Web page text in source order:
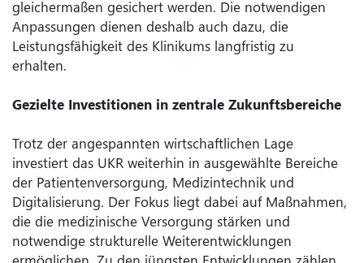
gleichermaßen gesichert werden. Die notwendigen
Anpassungen dienen deshalb auch dazu, die
Leistungsfähigkeit des Klinikums langfristig zu
erhalten.
Gezielte Investitionen in zentrale Zukunftsbereiche
Trotz der angespannten wirtschaftlichen Lage
investiert das UKR weiterhin in ausgewählte Bereiche
der Patientenversorgung, Medizintechnik und
Digitalisierung. Der Fokus liegt dabei auf Maßnahmen,
die die medizinische Versorgung stärken und
notwendige strukturelle Weiterentwicklungen